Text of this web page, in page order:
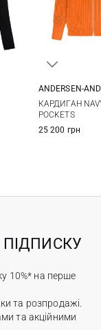
XL
ANDERSEN-
КАРДИГАН
POCKETS
25 200 грн
ПІДПИСКУ
10%* на перше
та розпродажі.
та акційними